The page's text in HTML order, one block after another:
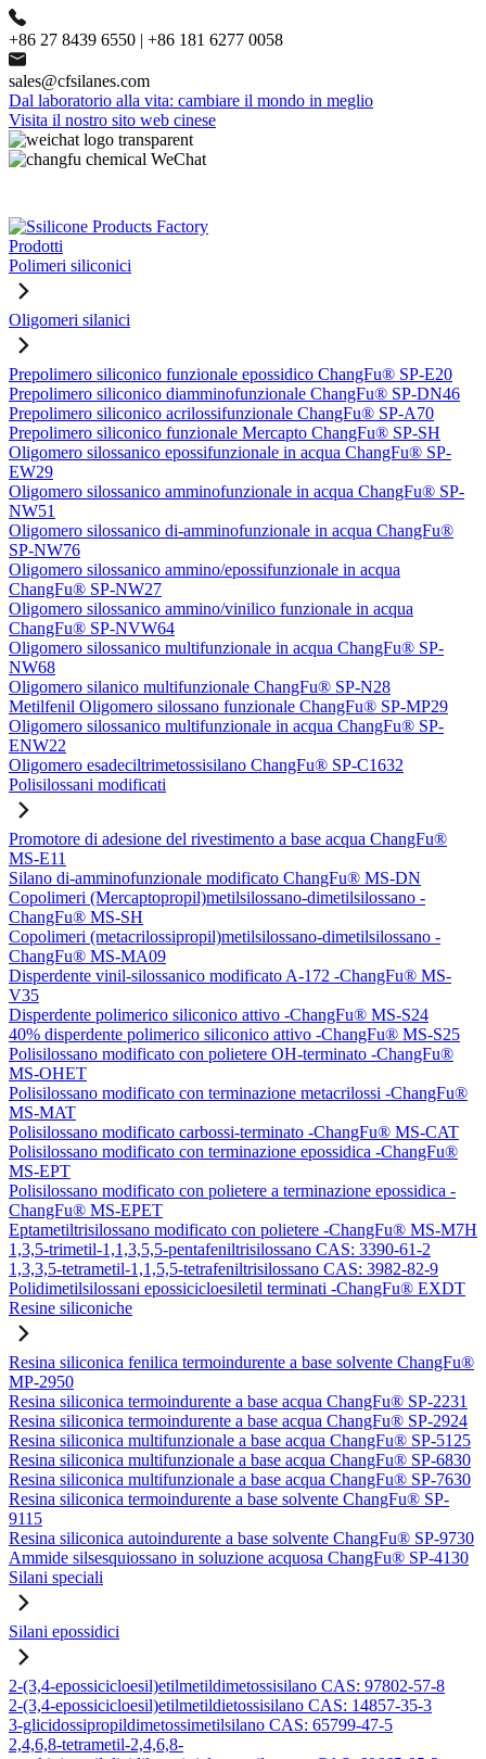
+86 27 8439 6550 | +86 181 6277 0058
sales@cfsilanes.com
Dal laboratorio alla vita: cambiare il mondo in meglio
Visita il nostro sito web cinese
Prodotti
Polimeri siliconici
Oligomeri silanici
Prepolimero siliconico funzionale epossidico ChangFu® SP-E20
Prepolimero siliconico diamminofunzionale ChangFu® SP-DN46
Prepolimero siliconico acrilossifunzionale ChangFu® SP-A70
Prepolimero siliconico funzionale Mercapto ChangFu® SP-SH
Oligomero silossanico epossifunzionale in acqua ChangFu® SP-
EW29
Oligomero silossanico amminofunzionale in acqua ChangFu® SP-
NW51
Oligomero silossanico di-amminofunzionale in acqua ChangFu®
SP-NW76
Oligomero silossanico ammino/epossifunzionale in acqua
ChangFu® SP-NW27
Oligomero silossanico ammino/vinilico funzionale in acqua
ChangFu® SP-NVW64
Oligomero silossanico multifunzionale in acqua ChangFu® SP-
NW68
Oligomero silanico multifunzionale ChangFu® SP-N28
Metilfenil Oligomero silossano funzionale ChangFu® SP-MP29
Oligomero silossanico multifunzionale in acqua ChangFu® SP-
ENW22
Oligomero esadeciltrimetossisilano ChangFu® SP-C1632
Polisilossani modificati
Promotore di adesione del rivestimento a base acqua ChangFu®
MS-E11
Silano di-amminofunzionale modificato ChangFu® MS-DN
Copolimeri (Mercaptopropil)metilsilossano-dimetilsilossano -
ChangFu® MS-SH
Copolimeri (metacrilossipropil)metilsilossano-dimetilsilossano -
ChangFu® MS-MA09
Disperdente vinil-silossanico modificato A-172 -ChangFu® MS-
V35
Disperdente polimerico siliconico attivo -ChangFu® MS-S24
40% disperdente polimerico siliconico attivo -ChangFu® MS-S25
Polisilossano modificato con polietere OH-terminato -ChangFu®
MS-OHET
Polisilossano modificato con terminazione metacrilossi -ChangFu®
MS-MAT
Polisilossano modificato carbossi-terminato -ChangFu® MS-CAT
Polisilossano modificato con terminazione epossidica -ChangFu®
MS-EPT
Polisilossano modificato con polietere a terminazione epossidica -
ChangFu® MS-EPET
Eptametiltrisilossano modificato con polietere -ChangFu® MS-M7H
1,3,5-trimetil-1,1,3,5,5-pentafeniltrisilossano CAS: 3390-61-2
1,3,3,5-tetrametil-1,1,5,5-tetrafeniltrisilossano CAS: 3982-82-9
Polidimetilsilossani epossicicloesiletil terminati -ChangFu® EXDT
Resine siliconiche
Resina siliconica fenilica termoindurente a base solvente ChangFu®
MP-2950
Resina siliconica termoindurente a base acqua ChangFu® SP-2231
Resina siliconica termoindurente a base acqua ChangFu® SP-2924
Resina siliconica multifunzionale a base acqua ChangFu® SP-5125
Resina siliconica multifunzionale a base acqua ChangFu® SP-6830
Resina siliconica multifunzionale a base acqua ChangFu® SP-7630
Resina siliconica termoindurente a base solvente ChangFu® SP-
9115
Resina siliconica autoindurente a base solvente ChangFu® SP-9730
Ammide silsesquiossano in soluzione acquosa ChangFu® SP-4130
Silani speciali
Silani epossidici
2-(3,4-epossicicloesil)etilmetildimetossisilano CAS: 97802-57-8
2-(3,4-epossicicloesil)etilmetildietossisilano CAS: 14857-35-3
3-glicidossipropildimetossimetilsilano CAS: 65799-47-5
2,4,6,8-tetrametil-2,4,6,8-